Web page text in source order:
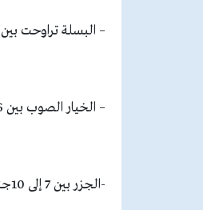
– البسلة تراوحت بين 10و12 جنيه.
– الخيار الصوب بين 6إلى 10جنيهات، والبلدي بين 8 إلى 11 جنيهات.
-الجزر بين 7 إلى 10جنيه.